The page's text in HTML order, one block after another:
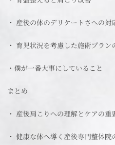
・ 産後の体のデリケートさへの対
・ 育児状況を考慮した施術プラン
・僕が一番大事にしていること
まとめ
・ 産後肩こりへの理解とケアの重
・ 健康な体へ導く産後専門整体院